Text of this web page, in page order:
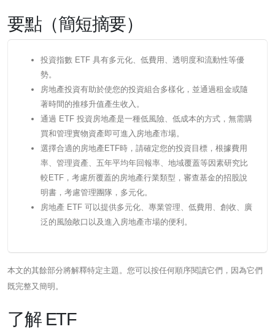
要點（簡短摘要）
投資指數 ETF 具有多元化、低費用、透明度和流動性等優
勢。
房地產投資有助於使您的投資組合多樣化，並通過租金或隨
著時間的推移升值產生收入。
通過 ETF 投資房地產是一種低風險、低成本的方式，無需購
買和管理實物資產即可進入房地產市場。
選擇合適的房地產ETF時，請確定您的投資目標，根據費用
率、管理資產、五年平均年回報率、地域覆蓋等因素研究比
較ETF，考慮所覆蓋的房地產行業類型，審查基金的招股說
明書，考慮管理團隊，多元化。
房地產 ETF 可以提供多元化、專業管理、低費用、創收、廣
泛的風險敞口以及進入房地產市場的便利。
本文的其餘部分將解釋特定主題。您可以按任何順序閱讀它們，因為它們
既完整又簡明。
了解 ETF